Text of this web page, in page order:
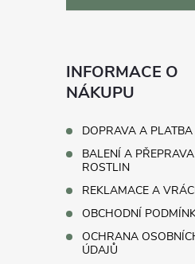
INFORMACE O
NÁKUPU
DOPRAVA A PLATBA
BALENÍ A PŘEPRAVA
ROSTLIN
REKLAMACE A
OBCHODNÍ
OCHRANA
ÚDAJŮ